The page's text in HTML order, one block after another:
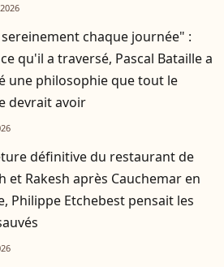
chaque journée" :
qu'il a traversé, Pascal Bataille a
une philosophie que tout le
devrait avoir
définitive du restaurant de
et Rakesh après Cauchemar en
Philippe Etchebest pensait les